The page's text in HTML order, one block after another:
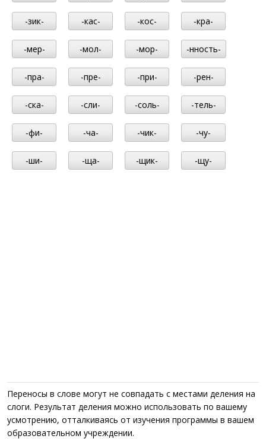
-зик- -кас- -кос- -кра-
-мер- -мол- -мор- -нность-
-пра- -пре- -при- -рен-
-ска- -сли- -соль- -тель-
-фи- -ча- -чик- -чу-
-ши- -ща- -щик- -щу-
Переносы в слове могут не совпадать с местами деления на
слоги. Результат деления можно использовать по вашему
усмотрению, отталкиваясь от изучения программы в вашем
образовательном учреждении.